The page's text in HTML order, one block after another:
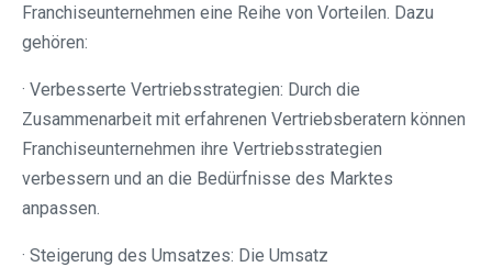
Franchiseunternehmen eine Reihe von Vorteilen. Dazu
gehören:
· Verbesserte Vertriebsstrategien: Durch die
Zusammenarbeit mit erfahrenen Vertriebsberatern können
Franchiseunternehmen ihre Vertriebsstrategien
verbessern und an die Bedürfnisse des Marktes
anpassen.
· Steigerung des Umsatzes: Die Umsatz